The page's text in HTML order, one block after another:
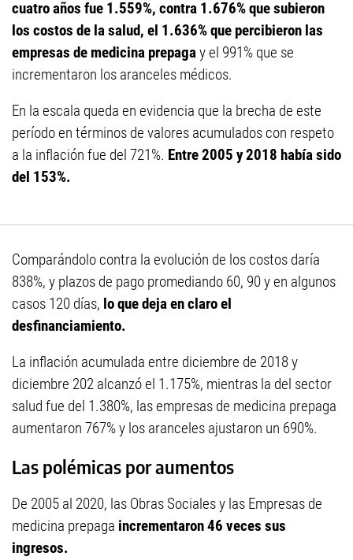
cuatro años fue 1.559%, contra 1.676% que subieron
los costos de la salud, el 1.636% que percibieron las
empresas de medicina prepagay el 991% que se
incrementaron los aranceles médicos.
En la escala queda en evidencia que la brecha de este
período en términos de valores acumulados con respeto
a la inflación fue del 721%. Entre 2005 y 2018 había sido
del 153%.
Comparándolo contra la evolución de los costos daría
838%, y plazos de pago promediando 60, 90 y en algunos
casos 120 días, lo que deja en claro el
desfinanciamiento.
La inflación acumulada entre diciembre de 2018 y
diciembre 202 alcanzó el 1.175%, mientras la del sector
salud fue del 1.380%, las empresas de medicina prepaga
aumentaron 767% y los aranceles ajustaron un 690%.
Las polémicas por aumentos
De 2005 al 2020, las Obras Sociales y las Empresas de
medicina prepaga incrementaron 46 veces sus
ingresos.